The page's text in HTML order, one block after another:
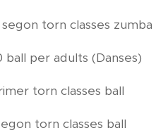
torn classes zumba
per adults (Danses)
torn classes ball
torn classes ball